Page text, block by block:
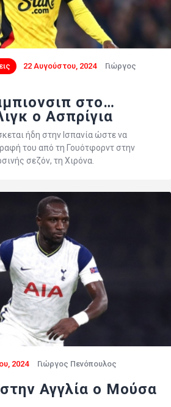
22 Αυγούστου, 2024
Γιώργος
στο…
ο Ασπρίγια
ήδη στην Ισπανία ώστε να
του από τη Γουότφορντ στην
σεζόν, τη Χιρόνα.
2024 Γιώργος Πενόπουλος
Αγγλία ο Μούσα